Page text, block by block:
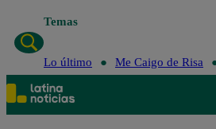
Temas
Lo último Me Caigo de Risa